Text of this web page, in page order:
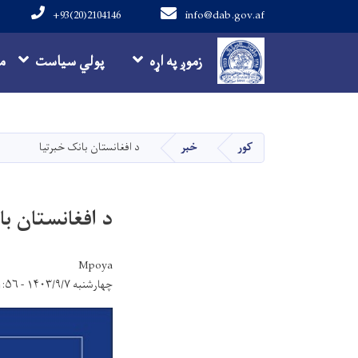
info@dab.gov.af
+93(20)2104146
Main navigation
زموږ په اړه پولي سیاست
کور خبر د افغانستان بانک خبرتیا
د افغانستان
Mpoya
چهارشنبه ۱۴۰۳/۹/۷ - ۱۱:۵۶